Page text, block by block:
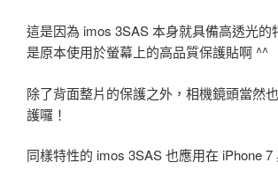
這是因為 imos 3SAS 本身就具備高透光的
是原本使用於螢幕上的高品質保護貼啊 ^^
除了背面整片的保護之外，相機鏡頭當然
護囉！
同樣特性的 imos 3SAS 也應用在 iPhone 7